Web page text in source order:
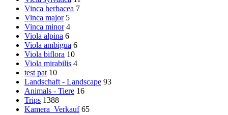
Vinca herbacea 7
Vinca major 5
Vinca minor 4
Viola alpina 6
Viola ambigua 6
Viola biflora 10
Viola mirabilis 4
test pat 10
Landschaft - Landscape 93
Animals - Tiere 16
Trips 1388
Kamera_Verkauf 65